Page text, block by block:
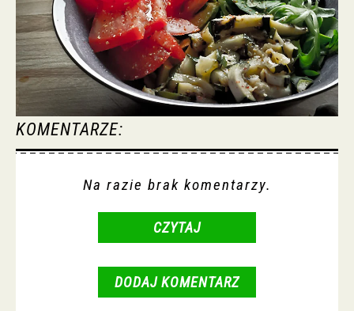
KOMENTARZE:
Na razie brak komentarzy.
CZYTAJ
DODAJ KOMENTARZ